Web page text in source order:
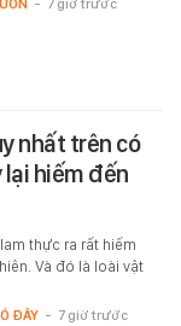
- 7 giờ trước
nhất trên có
lại hiếm đến
thực ra rất hiếm
Và đó là loài vật
ĐÂY - 7 giờ trước